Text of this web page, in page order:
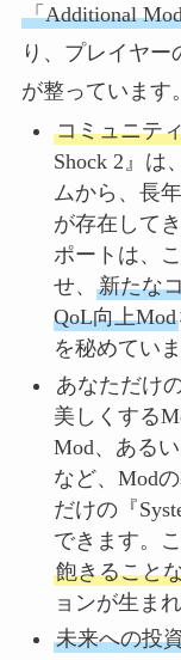
「Additional
り、プレイヤ
が整っています。
コミュニテ
Shock 2』は
ムから、長
が存在して
ポートは、
せ、 新たな
QoL向上Mod
を秘めていま
あなただけ
美しくする
Mod、ある
など、Mod
だけの『
できます。
飽きること
ョンが生ま
未来への投